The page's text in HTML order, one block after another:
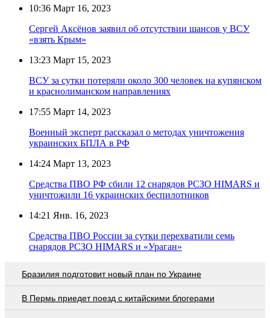
10:36 Март 16, 2023
Сергей Аксёнов заявил об отсутствии шансов у ВСУ
«взять Крым»
13:23 Март 15, 2023
ВСУ за сутки потеряли около 300 человек на купянском
и краснолиманском направлениях
17:55 Март 14, 2023
Военный эксперт рассказал о методах уничтожения
украинских БПЛА в РФ
14:24 Март 13, 2023
Средства ПВО РФ сбили 12 снарядов РСЗО HIMARS и
уничтожили 16 украинских беспилотников
14:21 Янв. 16, 2023
Средства ПВО России за сутки перехватили семь
снарядов РСЗО HIMARS и «Ураган»
Бразилия подготовит новый план по Украине
В Пермь приедет поезд с китайскими блогерами